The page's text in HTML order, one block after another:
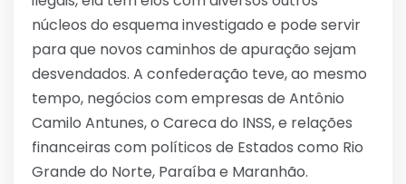
núcleos do esquema investigado e pode servir
para que novos caminhos de apuração sejam
desvendados. A confederação teve, ao mesmo
tempo, negócios com empresas de Antônio
Camilo Antunes, o Careca do INSS, e relações
financeiras com políticos de Estados como Rio
Grande do Norte, Paraíba e Maranhão.